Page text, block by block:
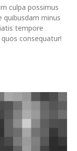
culpa possimus
quibusdam minus
tempore
consequatur!